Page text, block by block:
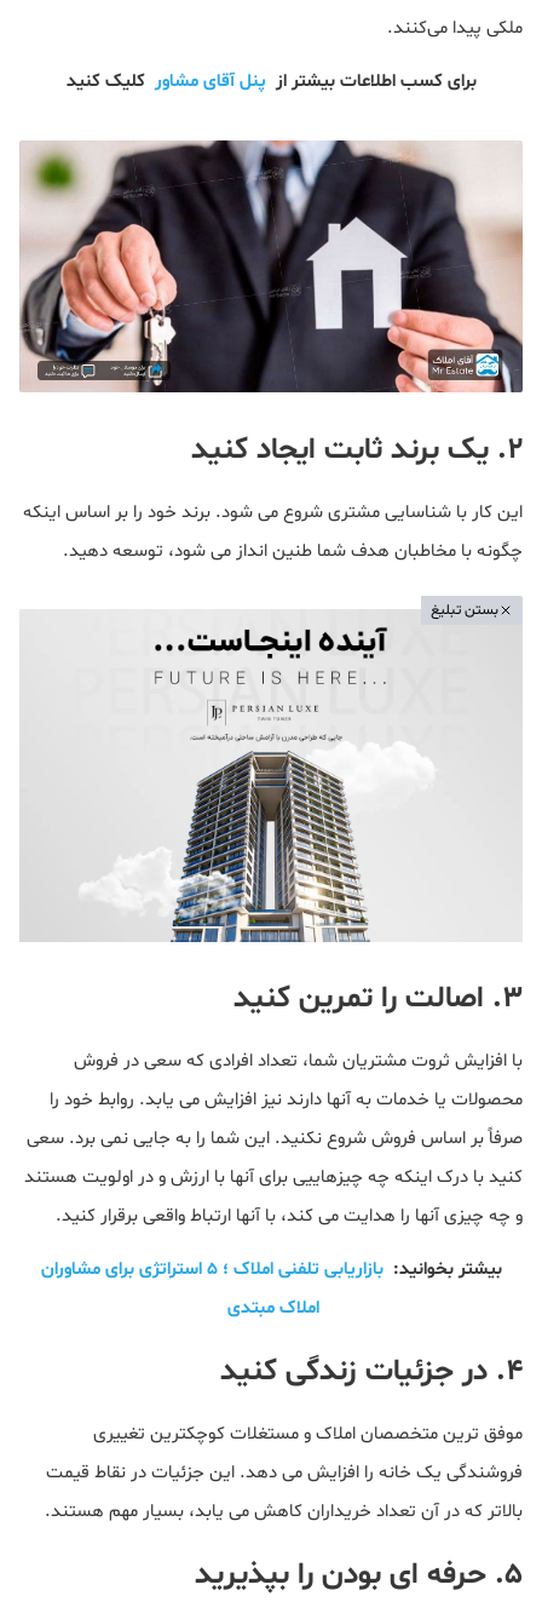
ملکی پیدا می‌کنند.
برای کسب اطلاعات بیشتر از پنل آقای مشاور کلیک کنید
۲. یک برند ثابت ایجاد کنید
این کار با شناسایی مشتری شروع می شود. برند خود را بر اساس اینکه
چگونه با مخاطبان هدف شما طنین انداز می شود، توسعه دهید.
بستن تبلیغ
۳. اصالت را تمرین کنید
با افزایش ثروت مشتریان شما، تعداد افرادی که سعی در فروش
محصولات یا خدمات به آنها دارند نیز افزایش می یابد. روابط خود را
صرفاً بر اساس فروش شروع نکنید. این شما را به جایی نمی برد. سعی
کنید با درک اینکه چه چیزهاییی برای آنها با ارزش و در اولویت هستند
و چه چیزی آنها را هدایت می کند، با آنها ارتباط واقعی برقرار کنید.
بیشتر بخوانید:
بازاریابی تلفنی املاک ؛ ۵ استراتژی برای مشاوران
املاک مبتدی
۴. در جزئیات زندگی کنید
موفق ترین متخصصان املاک و مستغلات کوچکترین تغییری
فروشندگی یک خانه را افزایش می دهد. این جزئیات در نقاط قیمت
بالاتر که در آن تعداد خریداران کاهش می یابد، بسیار مهم هستند.
۵. حرفه ای بودن را بپذیرید